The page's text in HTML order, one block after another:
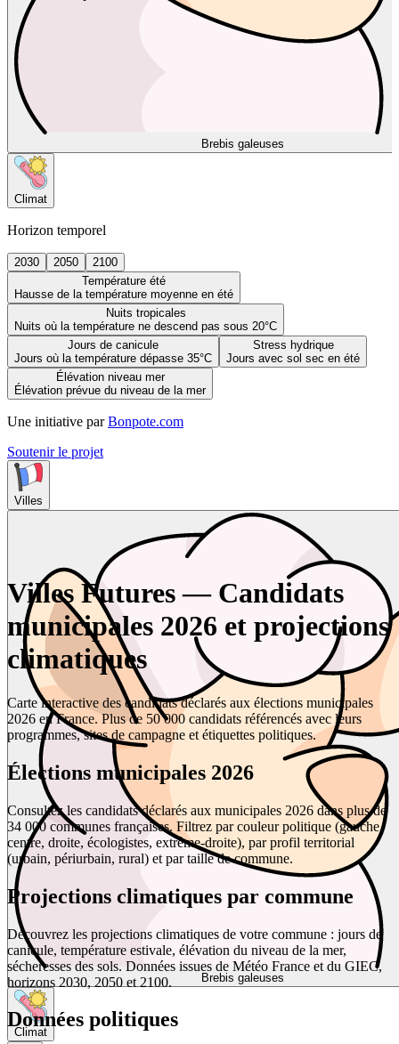
Brebis galeuses
Climat
Horizon temporel
2030 2050
2100
Température été
Hausse de la température moyenne en été
Nuits tropicales
Nuits où la température ne descend pas sous 20°C
Jours de canicule
Jours où la température dépasse 35°C
Stress hydrique
Jours avec sol sec en été
Élévation niveau mer
Élévation prévue du niveau de la mer
Une initiative par Bonpote.com
Soutenir le projet
Villes
Brebis galeuses
Climat
Villes Futures — Candidats
municipales 2026 et projections
climatiques
Carte interactive des candidats déclarés aux élections municipales
2026 en France. Plus de 50 000 candidats référencés avec leurs
programmes, sites de campagne et étiquettes politiques.
Élections municipales 2026
Consultez les candidats déclarés aux municipales 2026 dans plus de
34 000 communes françaises. Filtrez par couleur politique (gauche,
centre, droite, écologistes, extrême-droite), par profil territorial
(urbain, périurbain, rural) et par taille de commune.
Projections climatiques par commune
Découvrez les projections climatiques de votre commune : jours de
canicule, température estivale, élévation du niveau de la mer,
sécheresses des sols. Données issues de Météo France et du GIEC,
horizons 2030, 2050 et 2100.
Données politiques